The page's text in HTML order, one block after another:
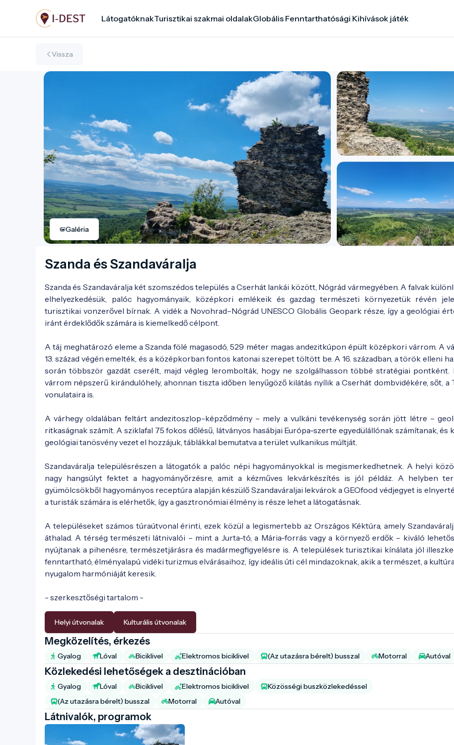
tartalomra
LátogatóknakTurisztikai szakmai oldalakGlobális Fenntarthatósági Kihívások játék
Vissza
Galéria
Szanda és Szandaváralja
Szanda és Szandaváralja két szomszédos település a Cserhát lankái között, Nógrád vármegyében. A falvak
elhelyezkedésük, palóc hagyományaik, középkori emlékeik és gazdag természeti környezetük révén
turisztikai vonzerővel bírnak. A vidék a Novohrad–Nógrád UNESCO Globális Geopark része, így a geológiai
iránt érdeklődők számára is kiemelkedő célpont.
A táj meghatározó eleme a Szanda fölé magasodó, 529 méter magas andezitkúpon épült középkori várrom. A
13. század végén emelték, és a középkorban fontos katonai szerepet töltött be. A 16. században, a török elleni
során többször gazdát cserélt, majd végleg lerombolták, hogy ne szolgálhasson többé stratégiai pontként.
várrom népszerű kirándulóhely, ahonnan tiszta időben lenyűgöző kilátás nyílik a Cserhát dombvidékére, sőt, a
vonulataira is.
A várhegy oldalában feltárt andezitoszlop-képződmény – mely a vulkáni tevékenység során jött létre –
ritkaságnak számít. A sziklafal 75 fokos dőlésű, látványos hasábjai Európa-szerte egyedülállónak számítanak, és
geológiai tanösvény vezet el hozzájuk, táblákkal bemutatva a terület vulkanikus múltját.
Szandaváralja településrészen a látogatók a palóc népi hagyományokkal is megismerkedhetnek. A helyi
nagy hangsúlyt fektet a hagyományőrzésre, amit a kézműves lekvárkészítés is jól példáz. A helyben
gyümölcsökből hagyományos receptúra alapján készülő Szandaváraljai lekvárok a GEOfood védjegyet is
a turisták számára is elérhetők, így a gasztronómiai élmény is része lehet a látogatásnak.
A településeket számos túraútvonal érinti, ezek közül a legismertebb az Országos Kéktúra, amely
áthalad. A térség természeti látnivalói – mint a Jurta-tó, a Mária-forrás vagy a környező erdők – kiváló
nyújtanak a pihenésre, természetjárásra és madármegfigyelésre is. A települések turisztikai kínálata jól
fenntartható, élményalapú vidéki turizmus elvárásaihoz, így ideális úti cél mindazoknak, akik a természet, a
nyugalom harmóniáját keresik.
- szerkesztőségi tartalom -
Helyi útvonalak Kulturális útvonalak
Megközelítés, érkezés
Gyalog Lóval Biciklivel Elektromos biciklivel (Az utazásra bérelt) busszal Motorral Autóval
Közlekedési lehetőségek a desztinációban
Gyalog Lóval Biciklivel Elektromos biciklivel
Közösségi buszközlekedéssel
(Az utazásra bérelt) busszal
Motorral Autóval
Látnivalók, programok